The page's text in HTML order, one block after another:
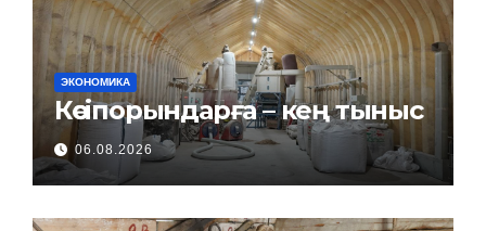
ЭКОНОМИКА
Кәсіпорындарға – кең тыныс
06.08.2026